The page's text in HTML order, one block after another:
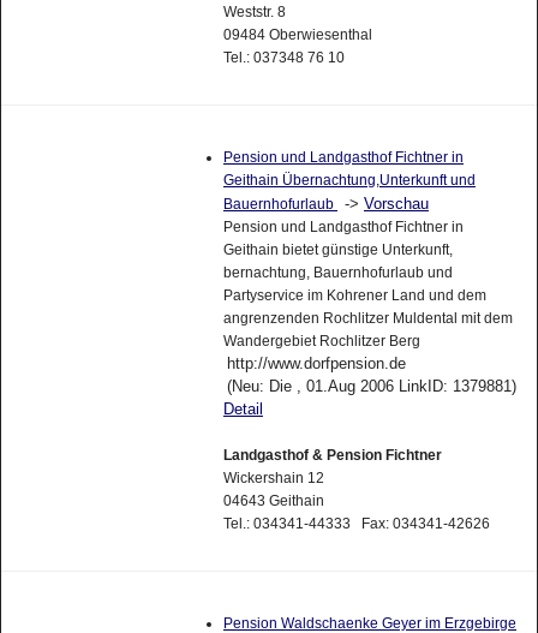
Weststr. 8
09484 Oberwiesenthal
Tel.: 037348 76 10
Pension und Landgasthof Fichtner in
Geithain Übernachtung,Unterkunft und
Bauernhofurlaub
-> Vorschau
Pension und Landgasthof Fichtner in
Geithain bietet günstige Unterkunft,
bernachtung, Bauernhofurlaub und
Partyservice im Kohrener Land und dem
angrenzenden Rochlitzer Muldental mit dem
Wandergebiet Rochlitzer Berg
http://www.dorfpension.de
(Neu: Die , 01.Aug 2006 LinkID: 1379881)
Detail
Landgasthof & Pension Fichtner
Wickershain 12
04643 Geithain
Tel.: 034341-44333 Fax: 034341-42626
Pension Waldschaenke Geyer im Erzgebirge